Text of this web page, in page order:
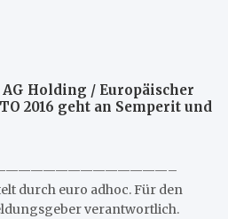
AG Holding / Europäischer
2016 geht an Semperit und
durch euro adhoc. Für den
verantwortlich.